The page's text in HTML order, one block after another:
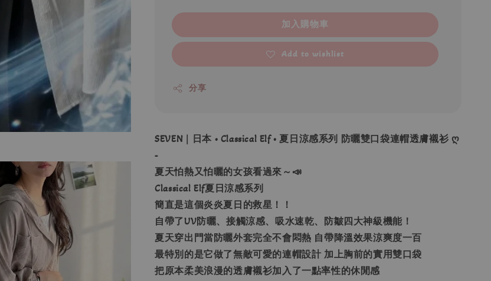
加入購物車
Add to wishlist
分享
SEVEN｜日本 • Classical Elf • 夏日涼感系列 防曬雙口袋連帽透膚襯衫 ღ
-
夏天怕熱又怕曬的女孩看過來～📣
Classical Elf夏日涼感系列
簡直是這個炎炎夏日的救星！！
自帶了UV防曬、接觸涼感、吸水速乾、防皺四大神級機能！
夏天穿出門當防曬外套完全不會悶熱 自帶降溫效果涼爽度一百
最特別的是它做了無敵可愛的連帽設計 加上胸前的實用雙口袋
把原本柔美浪漫的透膚襯衫加入了一點率性的休閒感